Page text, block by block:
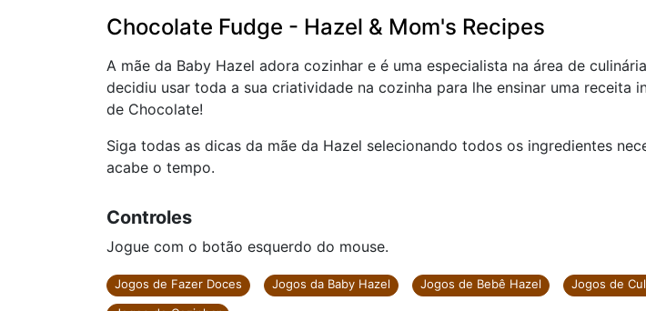
Chocolate Fudge - Hazel & Mom's Recipes
A mãe da Baby Hazel adora cozinhar e é uma especialista na área de
decidiu usar toda a sua criatividade na cozinha para lhe ensinar uma receita
de Chocolate!
Siga todas as dicas da mãe da Hazel selecionando todos os ingredientes
acabe o tempo.
Controles
Jogue com o botão esquerdo do mouse.
Jogos de Fazer Doces Jogos da Baby Hazel Jogos de Bebê Hazel
Jogos de